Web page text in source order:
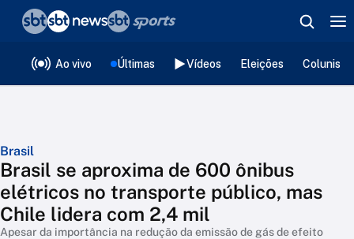
Ao vivo Últimas Vídeos Eleições
Brasil
Brasil se aproxima de 600 ônibus
elétricos no transporte público, mas
Chile lidera com 2,4 mil
Apesar da importância na redução da emissão de gás de efeito
❮voltar
Editorias